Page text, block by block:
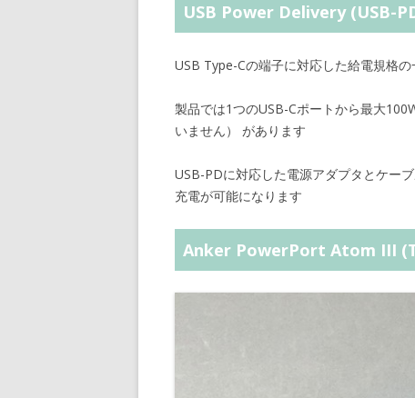
USB Power Delivery (USB-
USB Type-Cの端子に対応した給電規格
製品では1つのUSB-Cポートから最大
いません） があります
USB-PDに対応した電源アダプタとケー
充電が可能になります
Anker PowerPort Atom III